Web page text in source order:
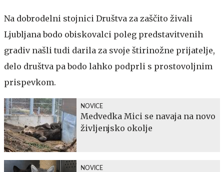
Na dobrodelni stojnici Društva za zaščito živali
Ljubljana bodo obiskovalci poleg predstavitvenih
gradiv našli tudi darila za svoje štirinožne prijatelje,
delo društva pa bodo lahko podprli s prostovoljnim
prispevkom.
NOVICE
Medvedka Mici se navaja na novo
življenjsko okolje
NOVICE